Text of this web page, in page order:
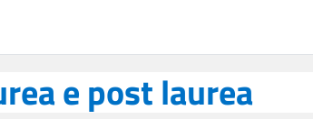
e post laurea